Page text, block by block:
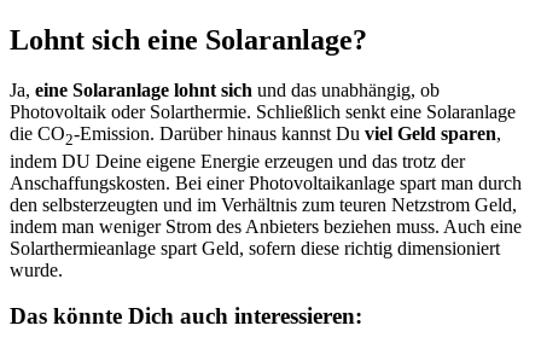
Lohnt sich eine Solaranlage?
Ja, eine Solaranlage lohnt sich und das unabhängig, ob
Photovoltaik oder Solarthermie. Schließlich senkt eine Solaranlage
die CO2-Emission. Darüber hinaus kannst Du viel Geld sparen,
indem DU Deine eigene Energie erzeugen und das trotz der
Anschaffungskosten. Bei einer Photovoltaikanlage spart man durch
den selbsterzeugten und im Verhältnis zum teuren Netzstrom Geld,
indem man weniger Strom des Anbieters beziehen muss. Auch eine
Solarthermieanlage spart Geld, sofern diese richtig dimensioniert
wurde.
Das könnte Dich auch interessieren: